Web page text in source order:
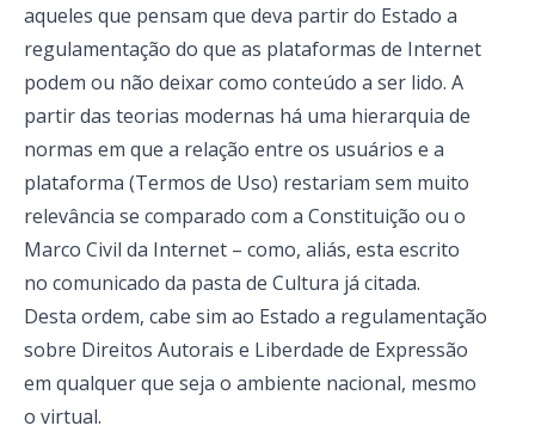
aqueles que pensam que deva partir do Estado a
regulamentação do que as plataformas de Internet
podem ou não deixar como conteúdo a ser lido. A
partir das teorias modernas há uma hierarquia de
normas em que a relação entre os usuários e a
plataforma (Termos de Uso) restariam sem muito
relevância se comparado com a Constituição ou o
Marco Civil da Internet – como, aliás, esta escrito
no comunicado da pasta de Cultura já citada.
Desta ordem, cabe sim ao Estado a regulamentação
sobre Direitos Autorais e Liberdade de Expressão
em qualquer que seja o ambiente nacional, mesmo
o virtual.